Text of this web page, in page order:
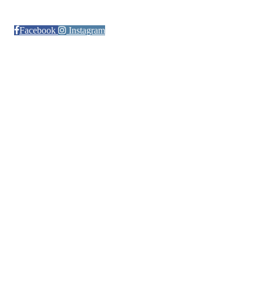
Facebook
Instagram